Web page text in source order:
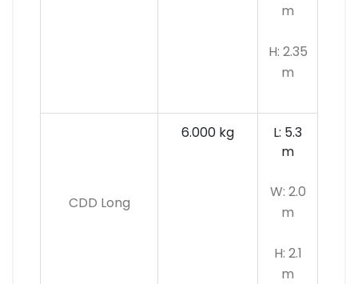
m
H: 2.35
m
CDD Long
6.000 kg
L: 5.3
m
W: 2.0
m
H: 2.1
m